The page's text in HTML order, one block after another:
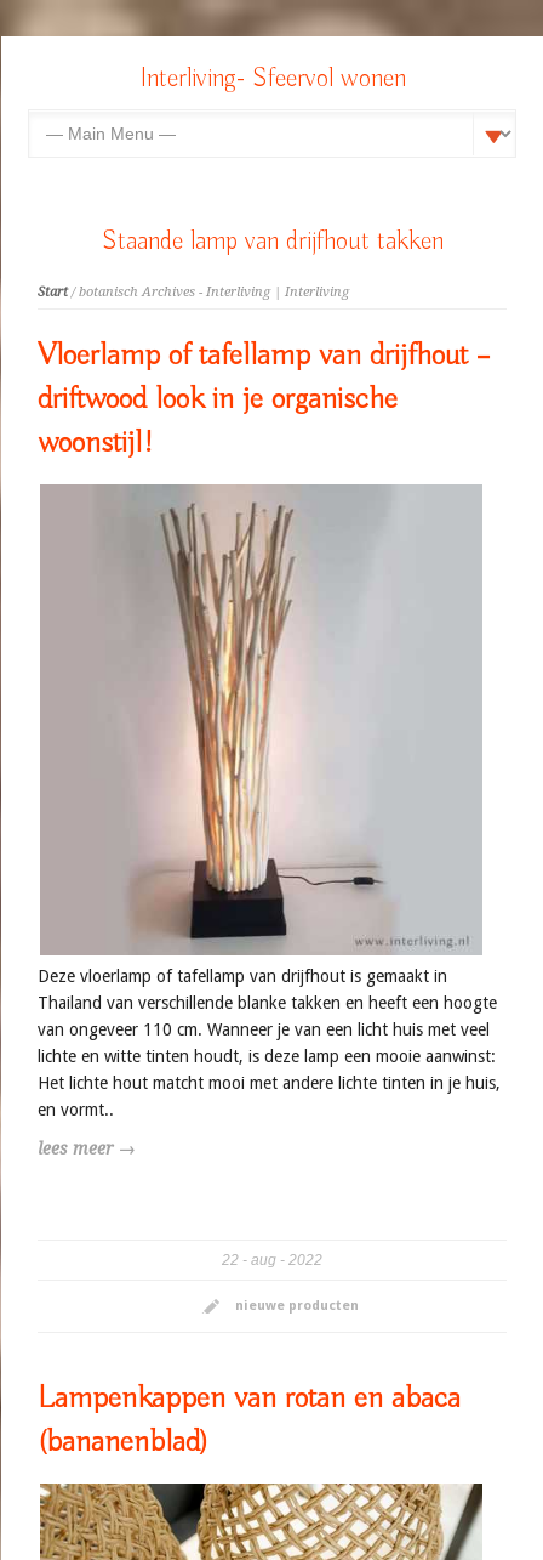
Interliving- Sfeervol wonen
Staande lamp van drijfhout takken
Start/ botanisch Archives - Interliving | Interliving
Vloerlamp of tafellamp van drijfhout –
driftwood look in je organische
woonstijl!
Deze vloerlamp of tafellamp van drijfhout is gemaakt in
Thailand van verschillende blanke takken en heeft een hoogte
van ongeveer 110 cm. Wanneer je van een licht huis met veel
lichte en witte tinten houdt, is deze lamp een mooie aanwinst:
Het lichte hout matcht mooi met andere lichte tinten in je huis,
en vormt..
lees meer →
22 aug 2022
nieuwe producten
Lampenkappen van rotan en abaca
(bananenblad)